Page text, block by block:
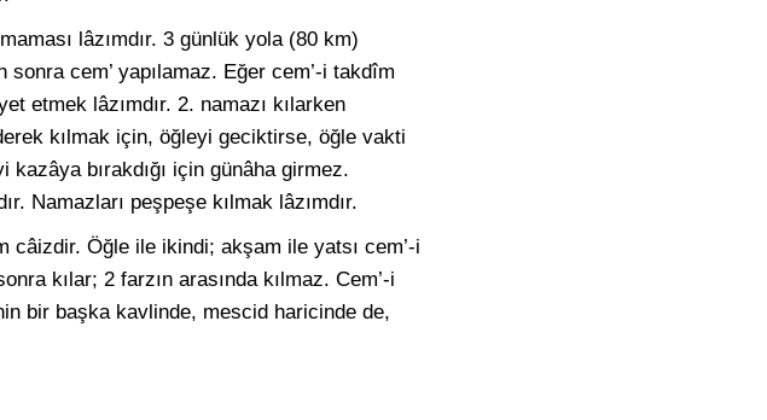
lâzımdır. 3 günlük yola (80 km)
cem’ yapılamaz. Eğer cem’-i takdîm
etmek lâzımdır. 2. namazı kılarken
kılmak için, öğleyi geciktirse, öğle vakti
bırakdığı için günâha girmez.
Namazları peşpeşe kılmak lâzımdır.
câizdir. Öğle ile ikindi; akşam ile yatsı cem’-i
kılar; 2 farzın arasında kılmaz. Cem’-i
bir başka kavlinde, mescid haricinde de,